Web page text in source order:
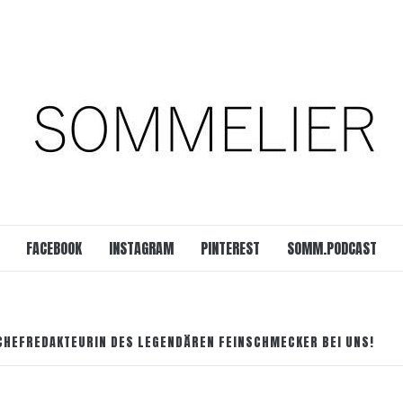
FACEBOOK INSTAGRAM PINTEREST SOMM.PODCAST
DES LEGENDÄREN FEINSCHMECKER BEI UNS!